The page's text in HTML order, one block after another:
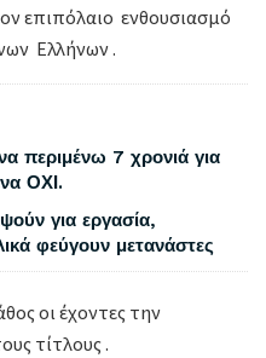
επιπόλαιο ενθουσιασμό
Ελλήνων .
περιμένω 7 χρονιά για
ΟΧΙ.
για εργασία,
φεύγουν μετανάστες
οι έχοντες την
τίτλους .